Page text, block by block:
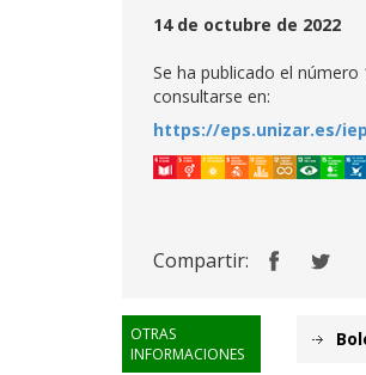
14 de octubre de 2022
Se ha publicado el número
consultarse en:
https://eps.unizar.es/
Compartir:
OTRAS
INFORMACIONES